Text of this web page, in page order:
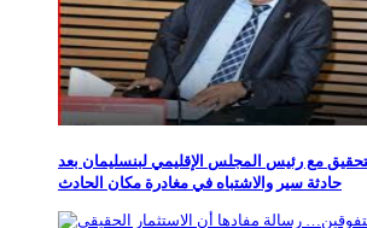
مع رئيس المجلس الإقليمي لبنسليمان بعد
حادثة سير والاشتباه في مغادرة مكان الحادث